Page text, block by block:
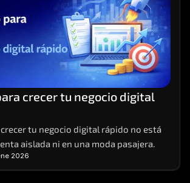
crecer tu negocio digital
tu negocio digital rápido no está
aislada ni en una moda pasajera.
2026